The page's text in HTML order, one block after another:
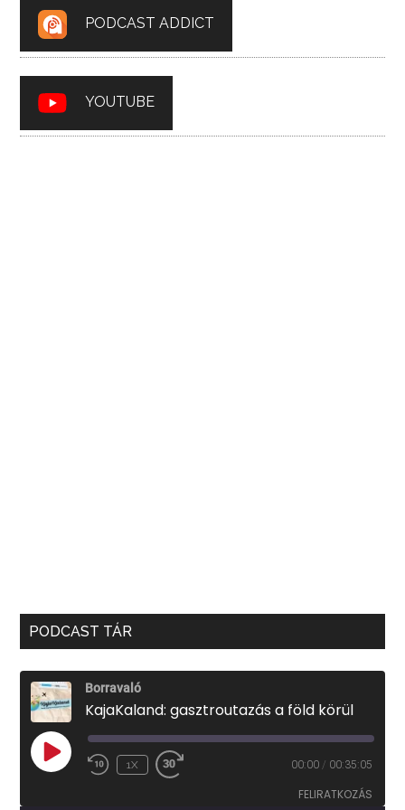
PODCAST ADDICT
YOUTUBE
PODCAST TÁR
Borravaló
KajaKaland: gasztroutazás a föld körül
PLAY
EPISODE
1X 00:00 / 00:35:05
FELIRATKOZÁS